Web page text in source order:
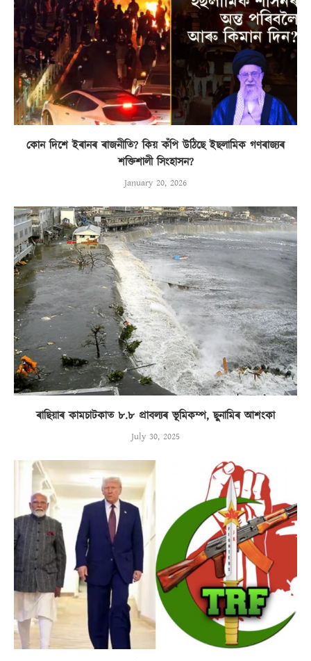
কোন দিশে ইৰানৰ ৰাজনীতি? কিয় কঁপি উঠিছে ইছলামিক গণৰাজ্যৰ
শক্তিশালী সিংহাসন?
January 20, 2026
ৰাছিয়াৰ কামচাটকাত ৮.৮ প্ৰাবল্যৰ ভূমিকম্প, ছুনামিৰ আশংকা
July 30, 2025